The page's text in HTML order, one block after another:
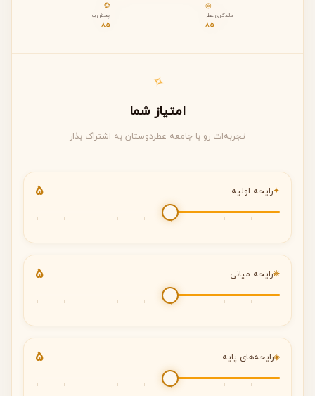
◎
ماندگاری عطر
8.5
❂
پخش بو
8.5
شیشه و بسته‌بندی: 8.0 از ۱۰
✧
امتیاز شما
تجربه‌ات رو با جامعه عطردوستان به اشتراک بذار
✦رایحه اولیه 5
❋رایحه میانی 5
◈رایحه‌های پایه 5